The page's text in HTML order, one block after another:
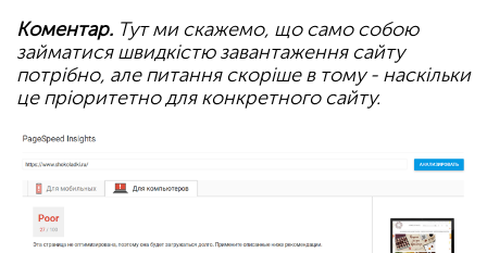
Коментар. Тут ми скажемо, що само собою
займатися швидкістю завантаження сайту
потрібно, але питання скоріше в тому - наскільки
це пріоритетно для конкретного сайту.